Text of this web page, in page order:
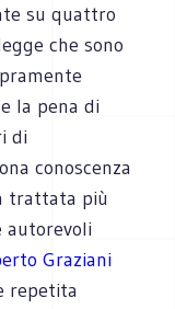
su quattro
che sono
la pena di
di
conoscenza
trattata più
autorevoli
Graziani
repetita